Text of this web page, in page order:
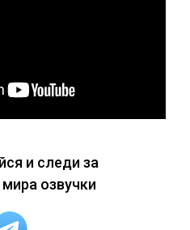
и следи за
озвучки